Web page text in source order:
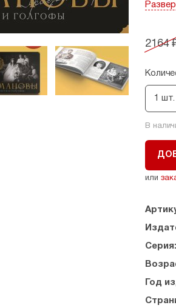
до
Через
и
2164
1 шт.
В
или
Серия:
Год